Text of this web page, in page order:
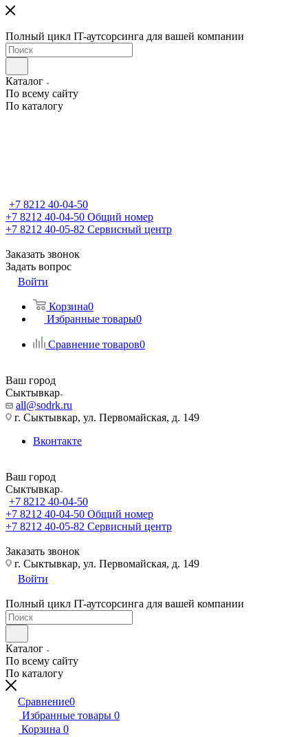
Полный цикл IT-аутсорсинга для вашей компании
Каталог
По всему сайту
По каталогу
+7 8212 40-04-50
+7 8212 40-04-50 Общий номер
+7 8212 40-05-82 Сервисный центр
Заказать звонок
Задать вопрос
Войти
Корзина0
Избранные товары0
Сравнение товаров0
Ваш город
Сыктывкар
all@sodrk.ru
г. Сыктывкар, ул. Первомайская, д. 149
Вконтакте
Ваш город
Сыктывкар
+7 8212 40-04-50
+7 8212 40-04-50 Общий номер
+7 8212 40-05-82 Сервисный центр
Заказать звонок
г. Сыктывкар, ул. Первомайская, д. 149
Войти
Полный цикл IT-аутсорсинга для вашей компании
Каталог
По всему сайту
По каталогу
Сравнение0
Избранные товары 0
Корзина 0